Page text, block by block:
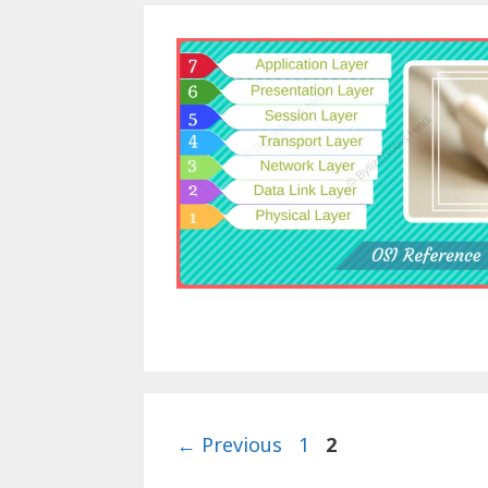
← Previous Page
1 Page
2